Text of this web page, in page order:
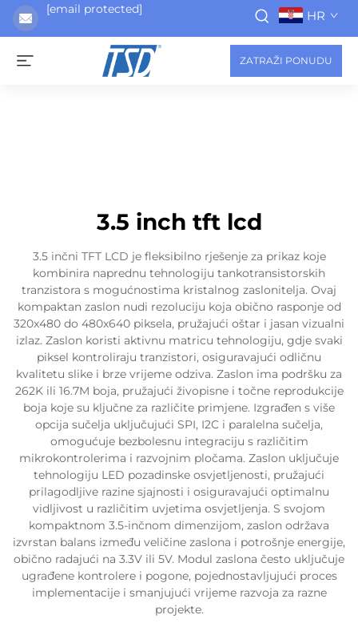
[email protected] HR
ZATRAŽI PONUDU
3.5 inch tft lcd
3.5 inčni TFT LCD je fleksibilno rješenje za prikaz koje
kombinira naprednu tehnologiju tankotransistorskih
tranzistora s mogućnostima kristalnog zaslonitelja. Ovaj
kompaktan zaslon nudi rezoluciju koja obično rasponje od
320x480 do 480x640 piksela, pružajući oštar i jasan vizualni
izlaz. Zaslon koristi aktivnu matricu tehnologiju, gdje svaki
piksel kontroliraju tranzistori, osiguravajući odličnu
kvalitetu slike i brze vrijeme odziva. Zaslon ima podršku za
262K ili 16.7M boja, pružajući živopisne i točne reprodukcije
boja koje su ključne za različite primjene. Izgrađen s više
opcija sučelja uključujući SPI, I2C i paralelna sučelja,
omogućuje bezbolesnu integraciju s različitim
mikrokontrolerima i razvojnim pločama. Zaslon uključuje
tehnologiju LED pozadinske osvjetljenosti, pružajući
prilagodljive razine sjajnosti i osiguravajući optimalnu
vidljivost u različitim uvjetima osvjetljenja. S svojom
kompaktnom 3.5-inčnom dimenzijom, zaslon održava
izvrstan balans između veličine zaslona i potrošnje energije,
obično radajući na 3.3V ili 5V. Modul zaslona često uključuje
ugrađene kontrolere i pogone, pojednostavljujući proces
implementacije i smanjujući vrijeme razvoja za razne
projekte.